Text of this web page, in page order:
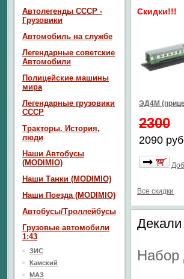
Скидки!!!
ЭД4М
2300
2090 руб
Все скидки
Набор
Автолегенды СССР -
Грузовики
Автомобиль на службе
Легендарные советские
Автомобили
Полицейские машины
мира
Легендарные грузовики
СССР
Тракторы. История,
люди
Наши Автобусы
(MODIMIO)
Наши Танки (MODIMIO)
Наши Поезда (MODIMIO)
Автобусы/Троллейбусы
Грузовые автомобили
1:43
ЗИС
Камский
МАЗ